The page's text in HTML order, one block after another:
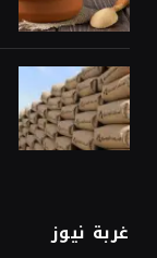
غربة نيوز